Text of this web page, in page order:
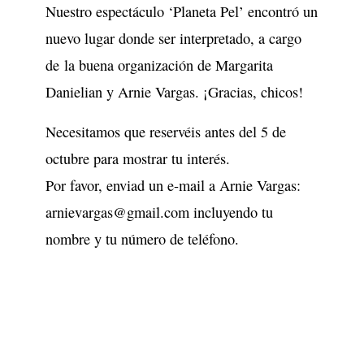
Nuestro espectáculo ‘Planeta Pel’ encontró un
nuevo lugar donde ser interpretado, a cargo
de la buena organización de Margarita
Danielian y Arnie Vargas. ¡Gracias, chicos!
Necesitamos que reservéis antes del 5 de
octubre para mostrar tu interés.
Por favor, enviad un e-mail a Arnie Vargas:
arnievargas@gmail.com incluyendo tu
nombre y tu número de teléfono.